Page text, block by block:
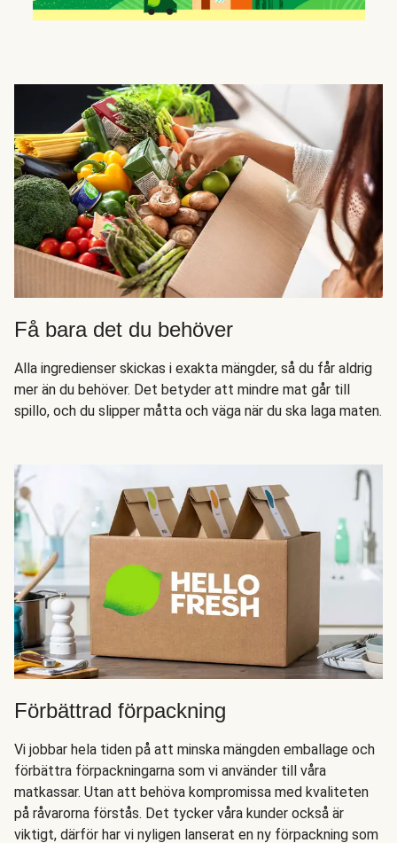
Få bara det du behöver
Alla ingredienser skickas i exakta mängder, så du får aldrig
mer än du behöver. Det betyder att mindre mat går till
spillo, och du slipper måtta och väga när du ska laga maten.
Förbättrad förpackning
Vi jobbar hela tiden på att minska mängden emballage och
förbättra förpackningarna som vi använder till våra
matkassar. Utan att behöva kompromissa med kvaliteten
på råvarorna förstås. Det tycker våra kunder också är
viktigt, därför har vi nyligen lanserat en ny förpackning som